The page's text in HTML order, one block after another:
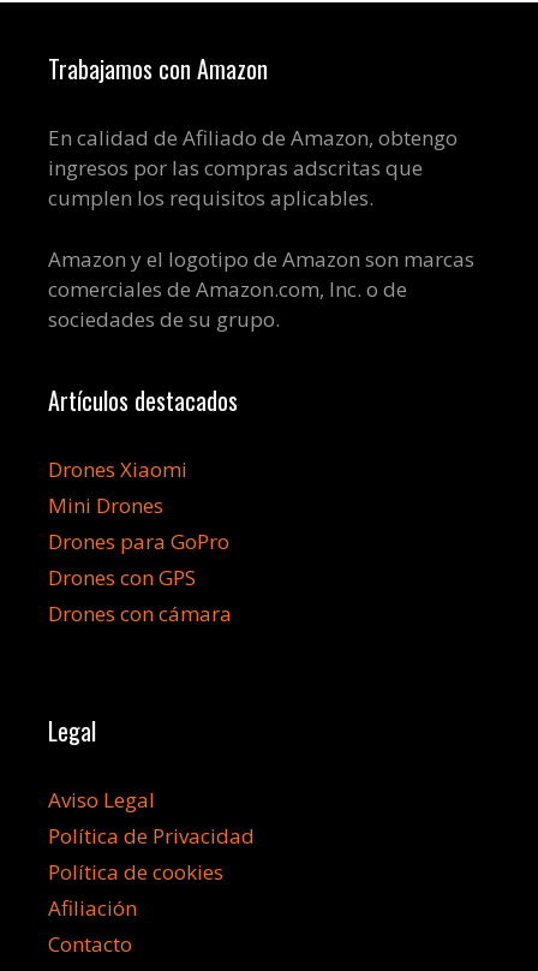
Trabajamos con Amazon
En calidad de Afiliado de Amazon, obtengo
ingresos por las compras adscritas que
cumplen los requisitos aplicables.
Amazon y el logotipo de Amazon son marcas
comerciales de Amazon.com, Inc. o de
sociedades de su grupo.
Artículos destacados
Drones Xiaomi
Mini Drones
Drones para GoPro
Drones con GPS
Drones con cámara
Legal
Aviso Legal
Política de Privacidad
Política de cookies
Afiliación
Contacto